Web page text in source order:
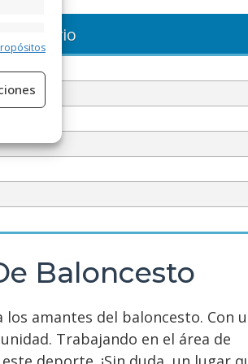
activo
Horario
Baloncesto
amantes del baloncesto. Con
Trabajando en el área de